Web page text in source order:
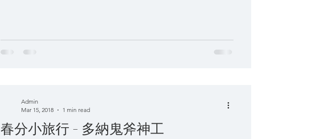
春分小旅行 - 多納鬼斧神工
Admin
Mar 15, 2018
1 min read